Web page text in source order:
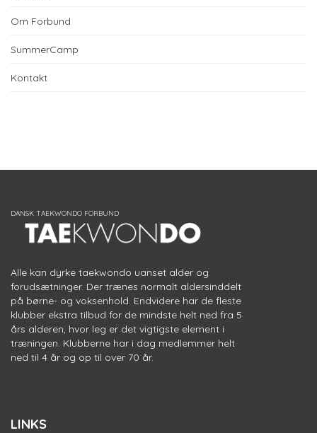
Om Forbund
SummerCamp
Kontakt
Alle kan dyrke taekwondo uanset alder og
forudsætninger. Der trænes normalt aldersinddelt
på børne- og voksenhold. Endvidere har de fleste
klubber ekstra tilbud for de mindste helt ned fra 5
års alderen, hvor leg er det vigtigste element i
træningen. Klubberne har i dag medlemmer helt
ned til 4 år og op til over 70 år.
LINKS